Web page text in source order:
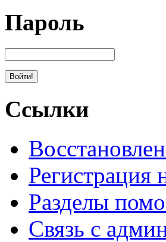
Пароль
Ссылки
Регистрация
Разделы
Связь с